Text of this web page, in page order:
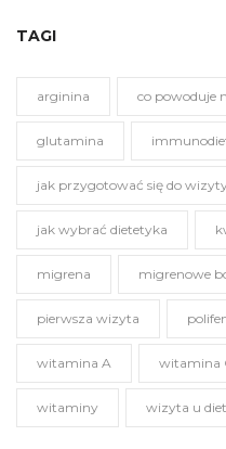
TAGI
arginina co powoduje
glutamina
jak przygotować się do
jak wybrać dietetyka
migrena migrenowe
pierwsza wizyta
witamina A witamina
witaminy wizyta u